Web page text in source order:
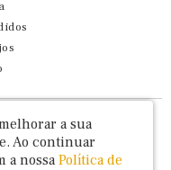
0001-86
/ SP - CEP 03016-030
a sua
Ao continuar
a nossa Política de